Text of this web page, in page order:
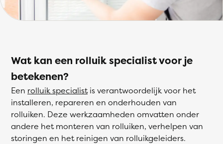
Wat kan een rolluik specialist voor je
betekenen?
Een rolluik specialistis verantwoordelijk voor het
installeren, repareren en onderhouden van
rolluiken. Deze werkzaamheden omvatten onder
andere het monteren van rolluiken, verhelpen van
storingen en het reinigen van rolluikgeleiders.